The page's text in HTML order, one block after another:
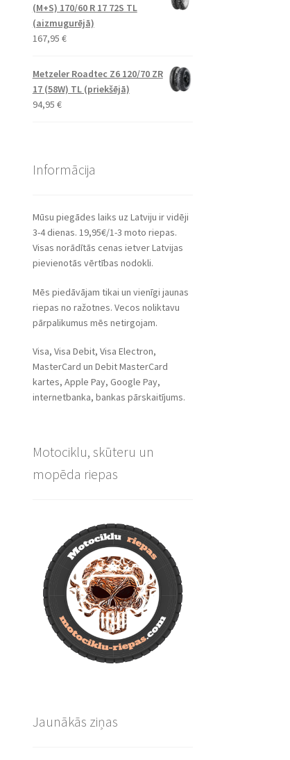
(M+S) 170/60 R 17 72S TL
(aizmugurējā)
167,95 €
Metzeler Roadtec Z6 120/70 ZR
17 (58W) TL (priekšējā)
94,95 €
Informācija
Mūsu piegādes laiks uz Latviju ir vidēji
3-4 dienas. 19,95€/1-3 moto riepas.
Visas norādītās cenas ietver Latvijas
pievienotās vērtības nodokli.
Mēs piedāvājam tikai un vienīgi jaunas
riepas no ražotnes. Vecos noliktavu
pārpalikumus mēs netirgojam.
Visa, Visa Debit, Visa Electron,
MasterCard un Debit MasterCard
kartes, Apple Pay, Google Pay,
internetbanka, bankas pārskaitījums.
Motociklu, skūteru un
mopēda riepas
Jaunākās ziņas